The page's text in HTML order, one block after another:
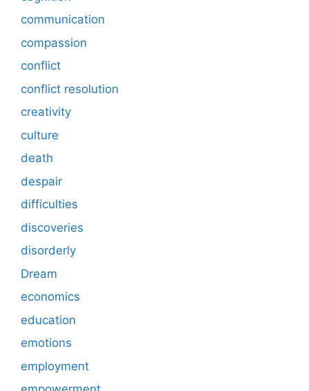
communication
compassion
conflict
conflict resolution
creativity
culture
death
despair
difficulties
discoveries
disorderly
Dream
economics
education
emotions
employment